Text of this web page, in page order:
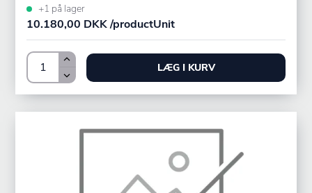
+1 på lager
10.180,00 DKK /productUnit
LÆG I KURV